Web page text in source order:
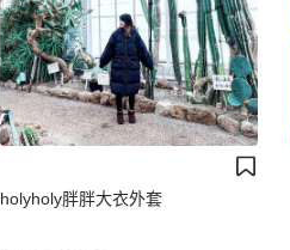
holyholy胖胖大衣外套